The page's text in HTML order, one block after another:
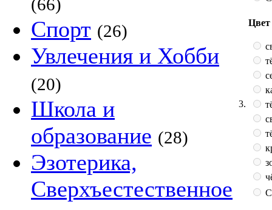
(66)
Спорт (26)
Увлечения и Хобби
(20)
Школа и
образование (28)
Эзотерика,
Сверхъестественное
3.
Цвет